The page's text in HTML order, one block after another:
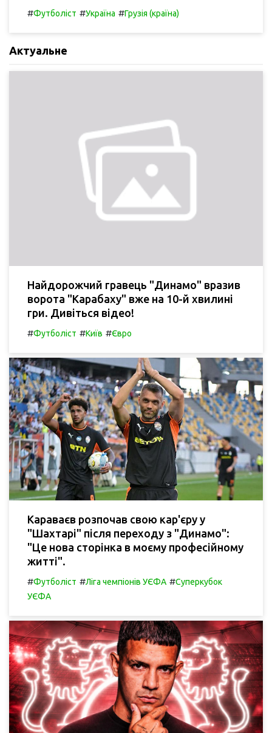
#Футболіст #Україна #Грузія (країна)
Актуальне
Найдорожчий гравець "Динамо" вразив
ворота "Карабаху" вже на 10-й хвилині
гри. Дивіться відео!
#Футболіст #Київ #Євро
Караваєв розпочав свою кар'єру у
"Шахтарі" після переходу з "Динамо":
"Це нова сторінка в моєму професійному
житті".
#Футболіст #Ліга чемпіонів УЄФА #Суперкубок
УЄФА